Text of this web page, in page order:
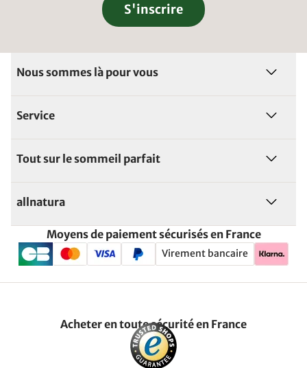
S'inscrire
Nous sommes là pour vous
Service
Tout sur le sommeil parfait
allnatura
Moyens de paiement sécurisés en France
Virement bancaire
Acheter en toute sécurité en France